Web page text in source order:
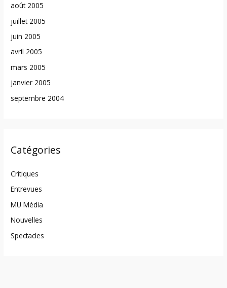
août 2005
juillet 2005
juin 2005
avril 2005
mars 2005
janvier 2005
septembre 2004
Catégories
Critiques
Entrevues
MU Média
Nouvelles
Spectacles